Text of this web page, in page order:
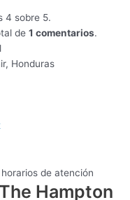
4 sobre 5.
de1 comentarios.
Honduras
de atención
Hampton